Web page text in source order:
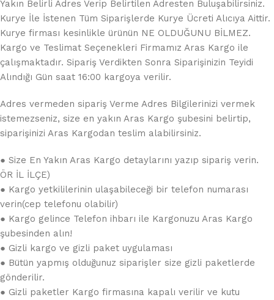
Yakın Belirli Adres Verip Belirtilen Adresten Buluşabilirsiniz.
Kurye İle İstenen Tüm Siparişlerde Kurye Ücreti Alıcıya Aittir.
Kurye firması kesinlikle ürünün NE OLDUĞUNU BİLMEZ.
Kargo ve Teslimat Seçenekleri Firmamız Aras Kargo ile
çalışmaktadır. Sipariş Verdikten Sonra Siparişinizin Teyidi
Alındığı Gün saat 16:00 kargoya verilir.
Adres vermeden sipariş Verme Adres Bilgilerinizi vermek
istemezseniz, size en yakın Aras Kargo şubesini belirtip,
siparişinizi Aras Kargodan teslim alabilirsiniz.
● Size En Yakın Aras Kargo detaylarını yazıp sipariş verin.
ÖR İL İLÇE)
● Kargo yetkililerinin ulaşabileceği bir telefon numarası
verin(cep telefonu olabilir)
● Kargo gelince Telefon ihbarı ile Kargonuzu Aras Kargo
şubesinden alın!
● Gizli kargo ve gizli paket uygulaması
● Bütün yapmış olduğunuz siparişler size gizli paketlerde
gönderilir.
● Gizli paketler Kargo firmasına kapalı verilir ve kutu